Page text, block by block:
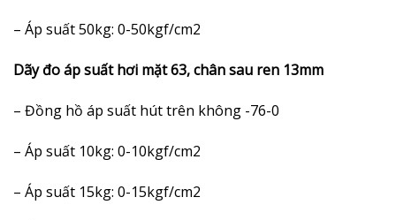
– Áp suất 50kg: 0-50kgf/cm2
Dãy đo áp suất hơi mặt 63, chân sau ren 13mm
– Đồng hồ áp suất hút trên không -76-0
– Áp suất 10kg: 0-10kgf/cm2
– Áp suất 15kg: 0-15kgf/cm2